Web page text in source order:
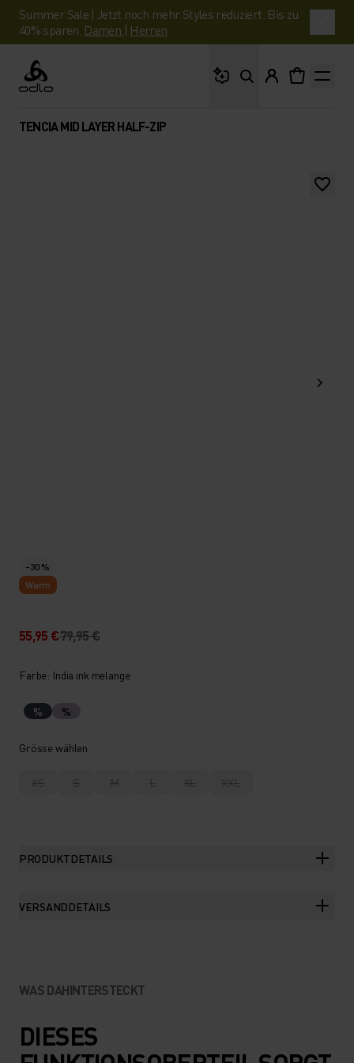
Summer Sale | Jetzt noch mehr Styles reduziert. Bis zu
40% sparen. Damen | Herren
Odlo
TENCIA MID LAYER HALF-ZIP
-30 %
Warm
55,95 €79,95 €
Farbe: India ink melange
% %
Grösse wählen
XS S M L XL XXL
PRODUKTDETAILS
VERSANDDETAILS
WAS DAHINTERSTECKT
DIESES